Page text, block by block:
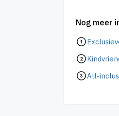
Nog meer
All-